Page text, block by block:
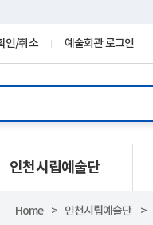
인/취소 예술회관 로그인
인천시립예술단
Home 인천시립예술단